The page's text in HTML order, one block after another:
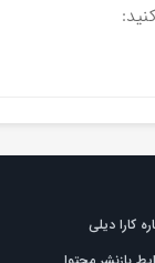
کارا دیلی